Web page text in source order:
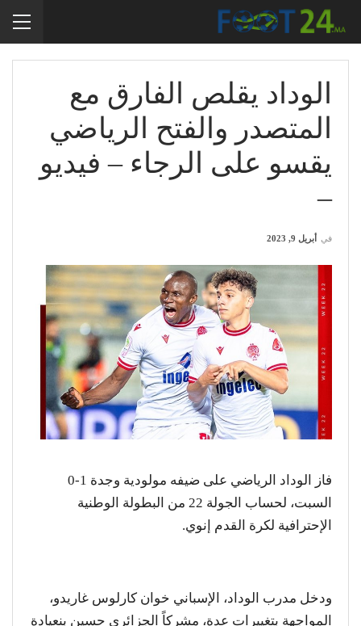
الوداد يقلص الفارق مع
المتصدر والفتح الرياضي
يقسو على الرجاء – فيديو
–
في أبريل 9, 2023
فاز الوداد الرياضي على ضيفه مولودية وجدة 1-0
السبت، لحساب الجولة 22 من البطولة الوطنية
الإحترافية لكرة القدم إنوي.
ودخل مدرب الوداد، الإسباني خوان كارلوس غاريدو،
المواجهة بتغييرات عدة، مشركاً الجزائري حسين بنعيادة